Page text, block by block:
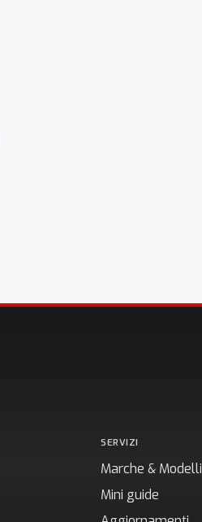
SERVIZI
Marche & Modelli
Mini guide